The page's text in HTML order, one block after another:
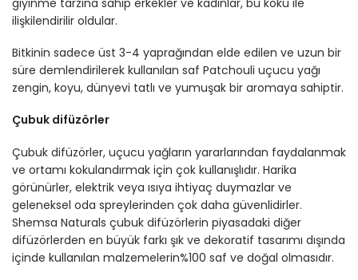
giyinme tarzına sahip erkekler ve kadınlar, bu koku ile
ilişkilendirilir oldular.
Bitkinin sadece üst 3-4 yaprağından elde edilen ve uzun bir
süre demlendirilerek kullanılan saf Patchouli uçucu yağı
zengin, koyu, dünyevi tatlı ve yumuşak bir aromaya sahiptir.
Çubuk difüzörler
Çubuk difüzörler, uçucu yağların yararlarından faydalanmak
ve ortamı kokulandırmak için çok kullanışlıdır. Harika
görünürler, elektrik veya ısıya ihtiyaç duymazlar ve
geleneksel oda spreylerinden çok daha güvenlidirler.
Shemsa Naturals çubuk difüzörlerin piyasadaki diğer
difüzörlerden en büyük farkı şık ve dekoratif tasarımı dışında
içinde kullanılan malzemelerin%100 saf ve doğal olmasıdır.